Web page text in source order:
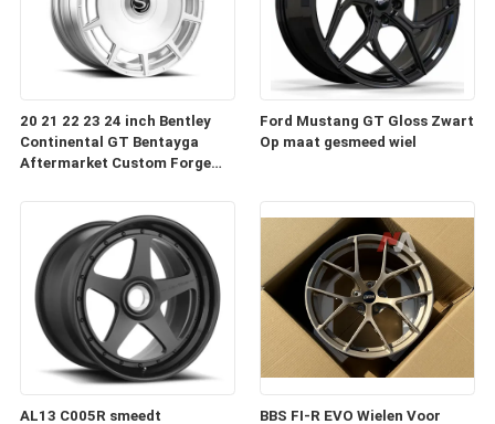
20 21 22 23 24 inch Bentley
Continental GT Bentayga
Aftermarket Custom Forge
Ford Mustang GT Gloss Zwart
Op maat gesmeed wiel
AL13 C005R smeedt
BBS FI-R EVO Wielen Voor